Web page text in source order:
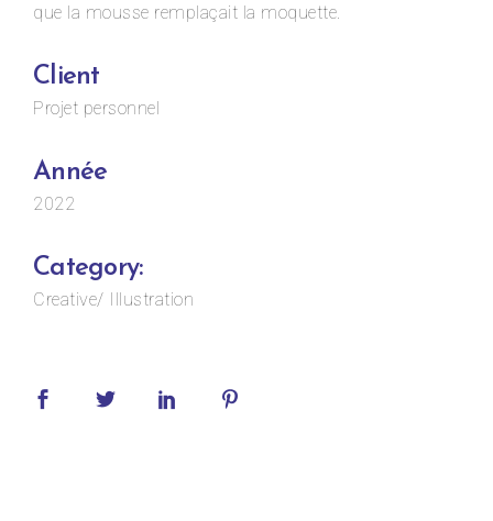
que la mousse remplaçait la moquette.
Client
Projet personnel
Année
2022
Category:
Creative Illustration